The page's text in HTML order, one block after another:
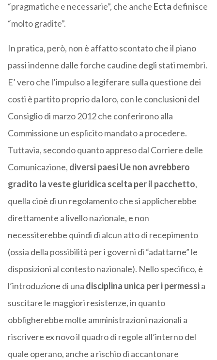
“pragmatiche e necessarie”, che anche Ecta definisce
“molto gradite”.
In pratica, però, non è affatto scontato che il piano
passi indenne dalle forche caudine degli stati membri.
E’ vero che l’impulso a legiferare sulla questione dei
costi è partito proprio da loro, con le conclusioni del
Consiglio di marzo 2012 che conferirono alla
Commissione un esplicito mandato a procedere.
Tuttavia, secondo quanto appreso dal Corriere delle
Comunicazione, diversi paesi Ue non avrebbero
gradito la veste giuridica scelta per il pacchetto,
quella cioè di un regolamento che si applicherebbe
direttamente a livello nazionale, e non
necessiterebbe quindi di alcun atto di recepimento
(ossia della possibilità per i governi di “adattarne” le
disposizioni al contesto nazionale). Nello specifico, è
l’introduzione di una disciplina unica per i permessia
suscitare le maggiori resistenze, in quanto
obbligherebbe molte amministrazioni nazionali a
riscrivere ex novo il quadro di regole all’interno del
quale operano, anche a rischio di accantonare